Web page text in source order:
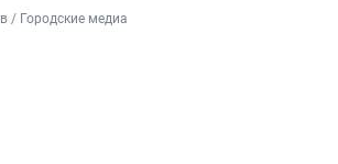
/ Городские медиа